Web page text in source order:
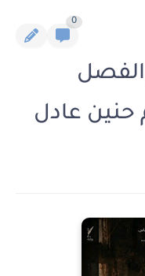
0
الفصل